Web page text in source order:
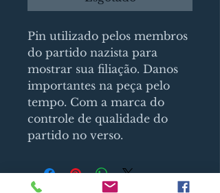
Pin utilizado pelos membros
do partido nazista para
mostrar sua filiação. Danos
importantes na peça pelo
tempo. Com a marca do
controle de qualidade do
partido no verso.